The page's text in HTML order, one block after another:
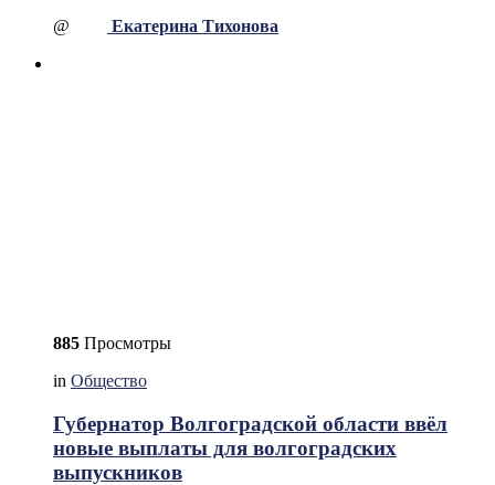
@ Екатерина Тихонова
885 Просмотры
in Общество
Губернатор Волгоградской области ввёл
новые выплаты для волгоградских
выпускников